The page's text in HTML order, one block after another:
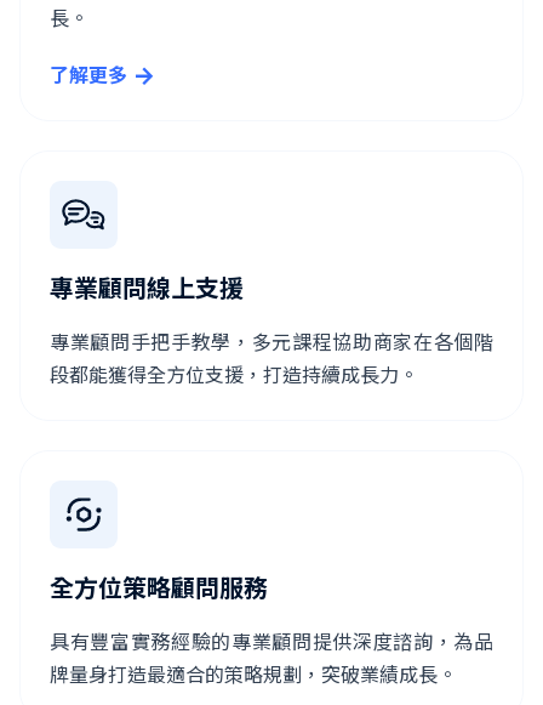
長。
了解更多
專業顧問線上支援
專業顧問手把手教學，多元課程協助商家在各個階
段都能獲得全方位支援，打造持續成長力。
全方位策略顧問服務
具有豐富實務經驗的專業顧問提供深度諮詢，為品
牌量身打造最適合的策略規劃，突破業績成長。